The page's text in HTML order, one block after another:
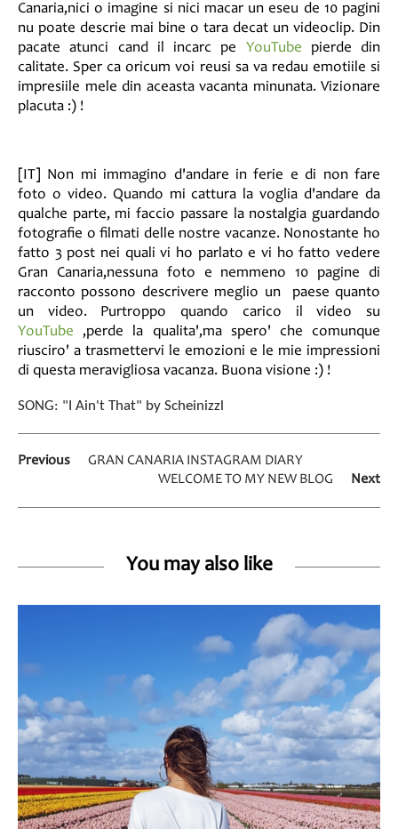
Canaria,nici o imagine si nici macar un eseu de 10 pagini
nu poate descrie mai bine o tara decat un videoclip. Din
pacate atunci cand il incarc pe YouTube pierde din
calitate. Sper ca oricum voi reusi sa va redau emotiile si
impresiile mele din aceasta vacanta minunata. Vizionare
placuta :) !
[IT] Non mi immagino d'andare in ferie e di non fare
foto o video. Quando mi cattura la voglia d'andare da
qualche parte, mi faccio passare la nostalgia guardando
fotografie o filmati delle nostre vacanze. Nonostante ho
fatto 3 post nei quali vi ho parlato e vi ho fatto vedere
Gran Canaria,nessuna foto e nemmeno 10 pagine di
racconto possono descrivere meglio un paese quanto
un video. Purtroppo quando carico il video su
YouTube ,perde la qualita',ma spero' che comunque
riusciro' a trasmettervi le emozioni e le mie impressioni
di questa meravigliosa vacanza. Buona visione :) !
SONG: "I Ain't That" by Scheinizzl
Previous
GRAN CANARIA INSTAGRAM DIARY
Next
WELCOME TO MY NEW BLOG
You may also like